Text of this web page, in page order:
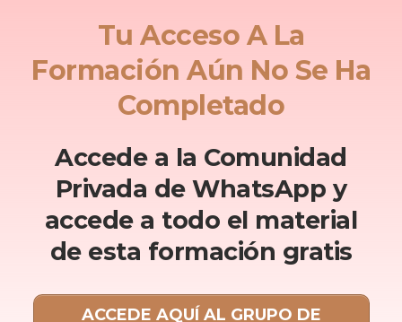
Tu Acceso A La
Formación Aún No Se Ha
Completado
Accede a la Comunidad
Privada de WhatsApp y
accede a todo el material
de esta formación gratis
ACCEDE AQUÍ AL GRUPO DE